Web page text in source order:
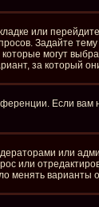
или
Задайте
могут
за который
Если
или
или
менять варианты